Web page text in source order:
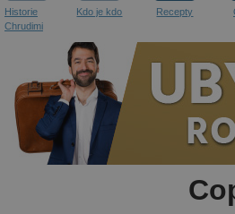
Historie
Chrudimi
Kdo je kdo Recepty